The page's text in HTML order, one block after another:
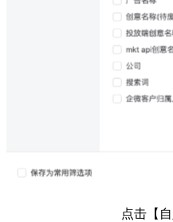
点击【